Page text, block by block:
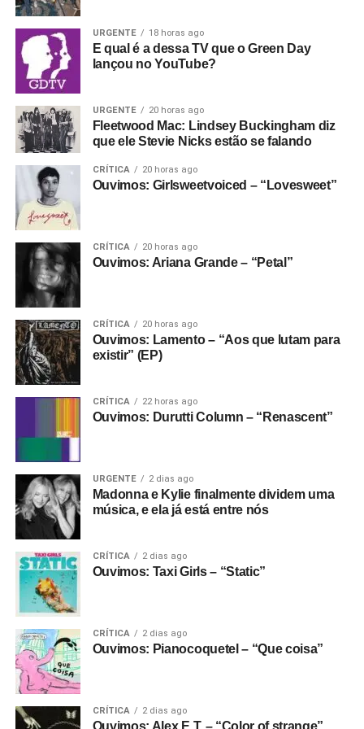
Álbum de rock:
junho e que aparentemente, foi pouco lembrado ao longo
do ano – mas cujo repertório pode conquistar muitos
jurados. O que pode parecer uma versão musical da
novelaQuatro por quatro
real é um disco bastante arrojado, rock de olho no pop e
vice-versa. É também um disco que ensina que, às vezes,
as histórias mais duras não terminam em vingança nem
em perdão – terminam no entendimento de que esse
mundo é cheio de gente sonsa mesmo.
Quem mais concorre
Linkin Park
enough.Yungblud
Quem deve ganhar: A tal info de que os votantes do
Grammy Latino estão no corpo de jurados talvez ajude os
Deftones. Ou o Linkin Park.
Austrália. Vale aguardar? Confira aí Thom soltando a voz
emBack in the game, dele e de Pritchard, e o trailer do
filme (e sem esquecer que temos um podcast sobre o
começo do Radiohead, que você ouve
URGENTE 18 horas ago
E qual é a dessa TV que o Green Day
lançou no YouTube?
URGENTE 20 horas ago
Fleetwood Mac: Lindsey Buckingham diz
que ele Stevie Nicks estão se falando
CRÍTICA 20 horas ago
Ouvimos: Girlsweetvoiced – “Lovesweet”
CRÍTICA 20 horas ago
Ouvimos: Ariana Grande – “Petal”
CRÍTICA 20 horas ago
Ouvimos: Lamento – “Aos que lutam para
existir” (EP)
CRÍTICA 22 horas ago
Ouvimos: Durutti Column – “Renascent”
URGENTE 2 dias ago
Madonna e Kylie finalmente dividem uma
música, e ela já está entre nós
CRÍTICA 2 dias ago
Ouvimos: Taxi Girls – “Static”
CRÍTICA 2 dias ago
Ouvimos: Pianocoquetel – “Que coisa”
CRÍTICA 2 dias ago
Ouvimos: Alex E.T. – “Color of strange”